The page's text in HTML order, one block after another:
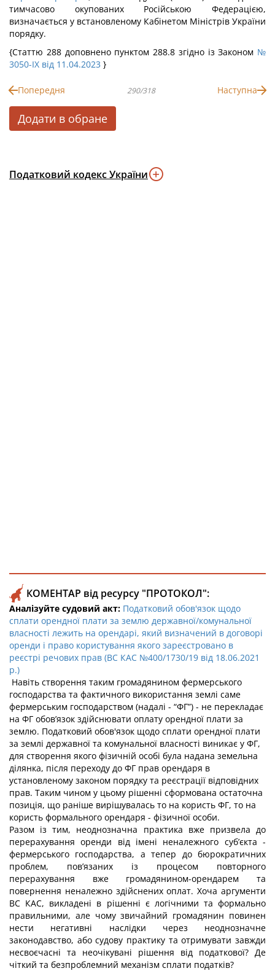
тимчасово окупованих Російською Федерацією,
визначається у встановленому Кабінетом Міністрів України
порядку.
{Статтю 288 доповнено пунктом 288.8 згідно із Законом №
3050-IX від 11.04.2023 }
Попередня 290/318 Наступна
Додати в обране
Податковий кодекс України
КОМЕНТАР від ресурсу "ПРОТОКОЛ":
Аналізуйте судовий акт: Податковий обов'язок щодо
сплати орендної плати за землю державної/комунальної
власності лежить на орендарі, який визначений в договорі
оренди і право користування якого зареєстровано в
реєстрі речових прав (ВС КАС №400/1730/19 від 18.06.2021
р.)
Навіть створення таким громадянином фермерського
господарства та фактичного використання землі саме
фермерським господарством (надалі - “ФГ”) - не перекладає
на ФГ обов’язок здійснювати оплату орендної плати за
землю. Податковий обов'язок щодо сплати орендної плати
за землі державної та комунальної власності виникає у ФГ,
для створення якого фізичній особі була надана земельна
ділянка, після переходу до ФГ прав орендаря в
установленому законом порядку та реєстрації відповідних
прав. Таким чином у цьому рішенні сформована остаточна
позиція, що раніше вирішувалась то на користь ФГ, то на
користь формального орендаря - фізичної особи.
Разом із тим, неоднозначна практика вже призвела до
перерахування оренди від імені неналежного суб’єкта -
фермерського господарства, а тепер до бюрократичних
проблем, пов’язаних із процесом повторного
перерахування вже громадянином-орендарем та
повернення неналежно здійснених оплат. Хоча аргументи
ВС КАС, викладені в рішенні є логічними та формально
правильними, але чому звичайний громадянин повинен
нести негативні наслідки через неоднозначне
законодавство, або судову практику та отримувати завжди
несвоєчасні та неочікувані рішення від податкової? Де
чіткий та безпроблемний механізм сплати податків?